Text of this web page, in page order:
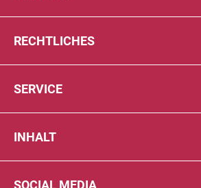
RECHTLICHES
SERVICE
INHALT
SOCIAL MEDIA